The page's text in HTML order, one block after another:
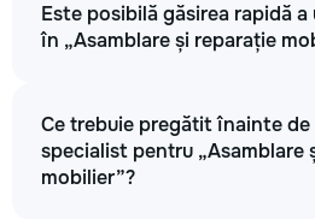
Este posibilă găsirea rapidă
în „Asamblare și reparație
Ce trebuie pregătit înainte
specialist pentru „Asamblare
mobilier”?